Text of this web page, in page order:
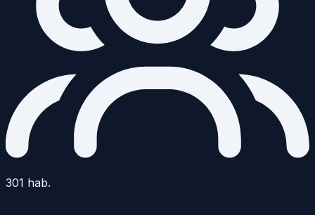
301 hab.